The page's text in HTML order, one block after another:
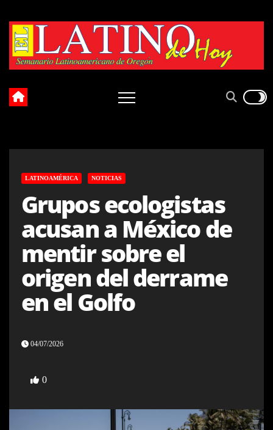
content
LATINOAMÉRICA NOTICIAS
Grupos ecologistas
acusan a México de
mentir sobre el
origen del derrame
en el Golfo
04/07/2026
0